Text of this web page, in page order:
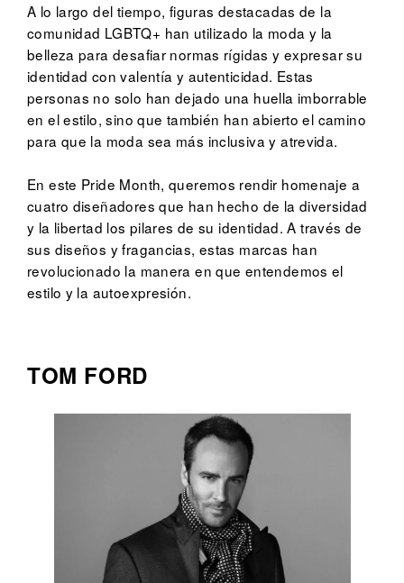
A lo largo del tiempo, figuras destacadas de la
comunidad LGBTQ+ han utilizado la moda y la
belleza para desafiar normas rígidas y expresar su
identidad con valentía y autenticidad. Estas
personas no solo han dejado una huella imborrable
en el estilo, sino que también han abierto el camino
para que la moda sea más inclusiva y atrevida.
En este Pride Month, queremos rendir homenaje a
cuatro diseñadores que han hecho de la diversidad
y la libertad los pilares de su identidad. A través de
sus diseños y fragancias, estas marcas han
revolucionado la manera en que entendemos el
estilo y la autoexpresión.
TOM FORD